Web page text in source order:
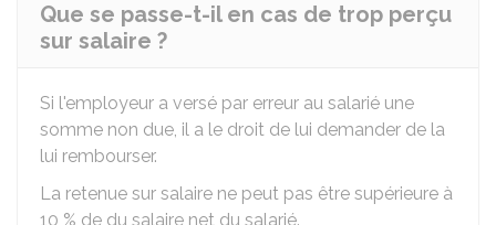
Que se passe-t-il en cas de trop perçu
sur salaire ?
Si l'employeur a versé par erreur au salarié une
somme non due, il a le droit de lui demander de la
lui rembourser.
La retenue sur salaire ne peut pas être supérieure à
10 % de du salaire net du salarié.